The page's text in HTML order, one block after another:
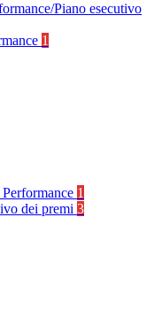
Piano esecutivo
1
1
dei premi 3